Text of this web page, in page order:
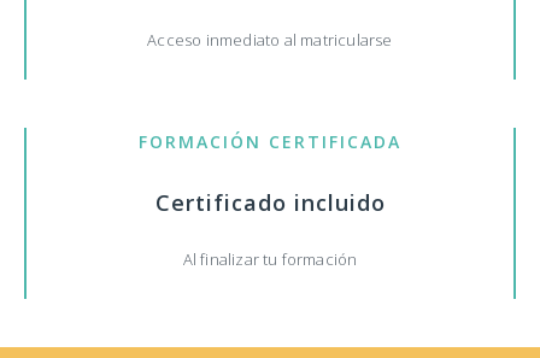
Acceso inmediato al matricularse
FORMACIÓN CERTIFICADA
Certificado incluido
Al finalizar tu formación